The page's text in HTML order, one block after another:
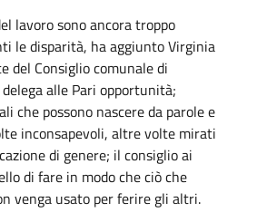
lavoro sono ancora troppo
le disparità, ha aggiunto Virginia
del Consiglio comunale di
alle Pari opportunità;
che possono nascere da parole e
inconsapevoli, altre volte mirati
di genere; il consiglio ai
di fare in modo che ciò che
venga usato per ferire gli altri.